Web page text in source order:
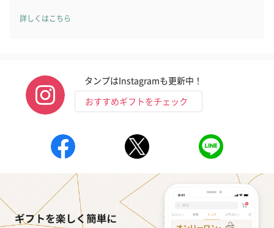
詳しくはこちら
タンプはInstagramも更新中！
おすすめギフトをチェック